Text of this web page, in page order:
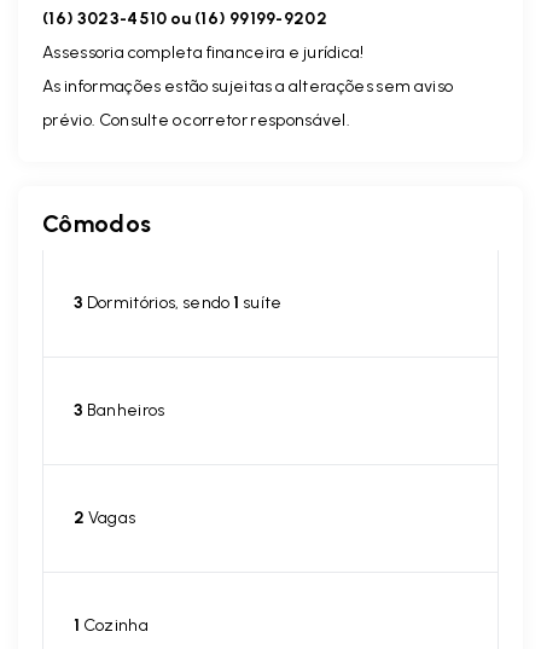
(16) 3023-4510 ou (16) 99199-9202
Assessoria completa financeira e jurídica!
As informações estão sujeitas a alterações sem aviso
prévio. Consulte o corretor responsável.
Cômodos
3 Dormitórios, sendo1 suíte
3 Banheiros
2 Vagas
1 Cozinha